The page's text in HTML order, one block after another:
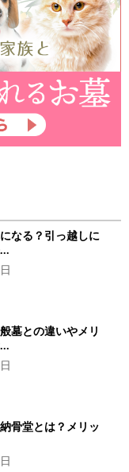
なる？引っ越しに
墓との違いやメリ
骨堂とは？メリッ